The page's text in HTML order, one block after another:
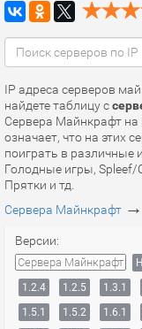
IP адреса серверов
найдете таблицу с
Сервера Майнкрафт
означает, что на этих
поиграть в различные
Голодные игры, Spleef/
Прятки и тд.
Сервера Майнкрафт →
Версии:
Сервера Майнкрафт
1.2.4
1.2.5 1.3.1
1.5.1
1.5.2 1.6.1